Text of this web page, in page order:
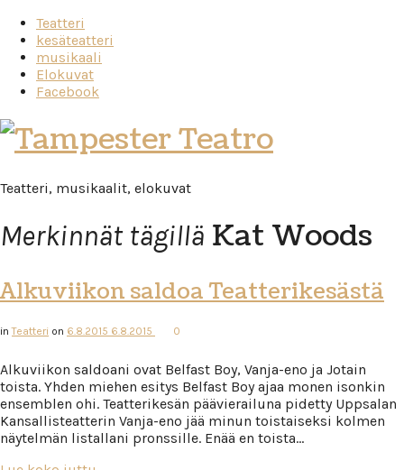
Teatteri
kesäteatteri
musikaali
Elokuvat
Facebook
Tampester
Teatro
Teatteri, musikaalit, elokuvat
Merkinnät tägillä Kat Woods
Alkuviikon saldoa Teatterikesästä
inTeatteri on 6.8.2015 6.8.2015 0
Alkuviikon saldoani ovat Belfast Boy, Vanja-eno ja Jotain
toista. Yhden miehen esitys Belfast Boy ajaa monen isonkin
ensemblen ohi. Teatterikesän päävierailuna pidetty Uppsalan
Kansallisteatterin Vanja-eno jää minun toistaiseksi kolmen
näytelmän listallani pronssille. Enää en toista…